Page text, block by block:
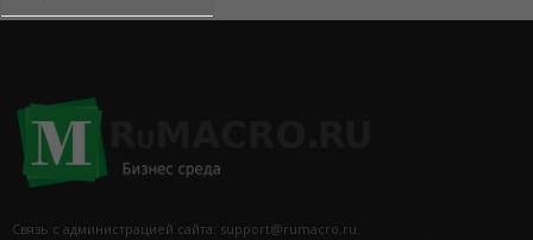
Связь с администрацией сайта: support@rumacro.ru.